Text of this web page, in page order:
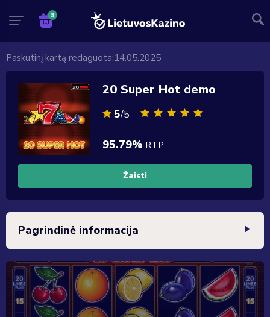
Paskutinį kartą redaguota:14.05.2025
20 Super Hot demo
5/5
95.79% RTP
Žaisti
Pagrindinė informacija